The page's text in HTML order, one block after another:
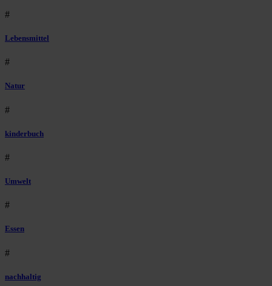
#
Lebensmittel
#
Natur
#
kinderbuch
#
Umwelt
#
Essen
#
nachhaltig